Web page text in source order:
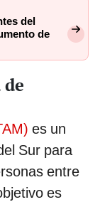
del
de
es un
Sur para
entre
es